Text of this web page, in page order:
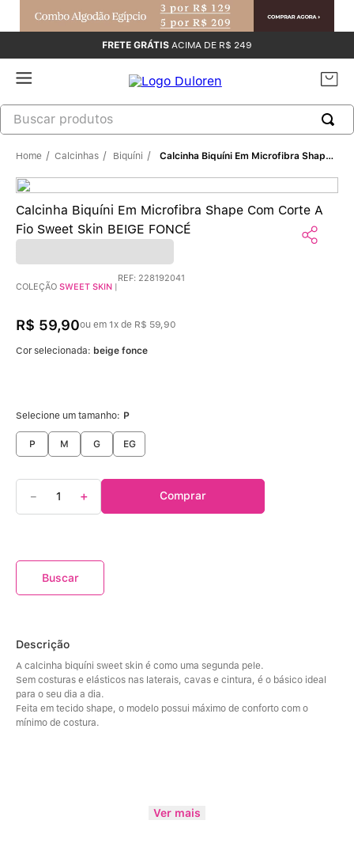
FRETE GRÁTIS ACIMA DE R$ 249
Calcinhas Biquíni Calcinha Biquíni Em Microfibra Shape Com Corte A Fio Sweet Skin BEIGE FONCÉ
Calcinha Biquíni Em Microfibra Shape Com Corte A
Fio Sweet Skin BEIGE FONCÉ
COLEÇÃO SWEET SKIN |
REF: 228192041
R$ 59,90ou em 1x de R$ 59,90
Cor selecionada: beige fonce
Selecione um tamanho: P
P M G EG
＋
－ Comprar
Descrição
A calcinha biquíni sweet skin é como uma segunda pele.
Sem costuras e elásticos nas laterais, cavas e cintura, é o básico ideal
para o seu dia a dia.
Feita em tecido shape, o modelo possui máximo de conforto com o
mínimo de costura.
Ver mais